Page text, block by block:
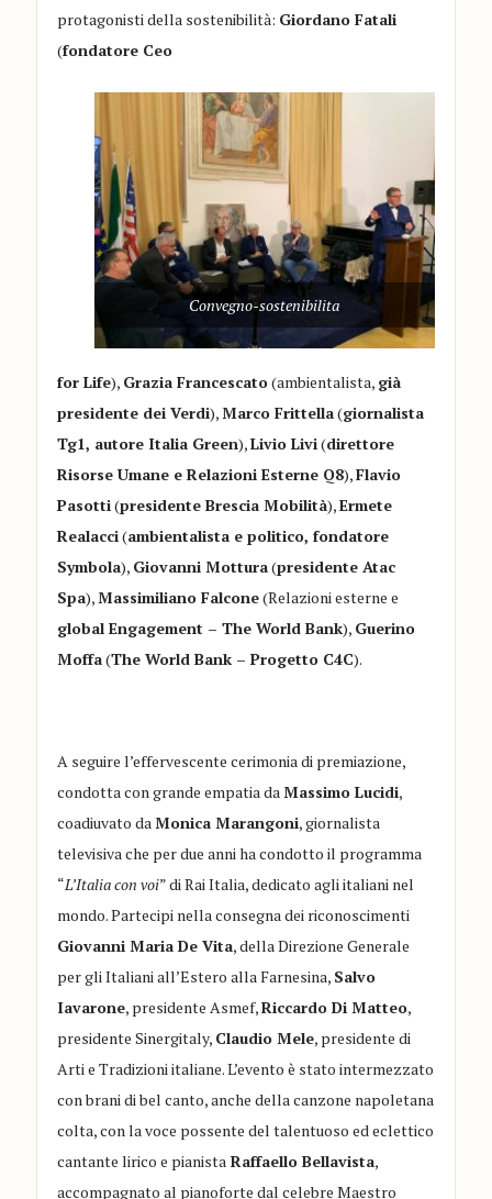
protagonisti della sostenibilità: Giordano Fatali
(fondatore Ceo
Convegno-sostenibilita
for Life), Grazia Francescato(ambientalista, già
presidente dei Verdi), Marco Frittella(giornalista
Tg1, autore Italia Green),Livio Livi(direttore
Risorse Umane e Relazioni Esterne Q8),Flavio
Pasotti(presidente Brescia Mobilità),Ermete
Realacci(ambientalista e politico, fondatore
Symbola), Giovanni Mottura(presidente Atac
Spa), Massimiliano Falcone(Relazioni esterne e
global Engagement – The World Bank), Guerino
Moffa(The World Bank – Progetto C4C).
A seguire l’effervescente cerimonia di premiazione,
condotta con grande empatia daMassimo Lucidi,
coadiuvato daMonica Marangoni, giornalista
televisiva che per due anni ha condotto il programma
“L’Italia con voi” di Rai Italia, dedicato agli italiani nel
mondo. Partecipi nella consegna dei riconoscimenti
Giovanni Maria De Vita, della Direzione Generale
per gli Italiani all’Estero alla Farnesina, Salvo
Iavarone, presidente Asmef,Riccardo Di Matteo,
presidente Sinergitaly, Claudio Mele, presidente di
Arti e Tradizioni italiane. L’evento è stato intermezzato
con brani di bel canto, anche della canzone napoletana
colta, con la voce possente del talentuoso ed eclettico
cantante lirico e pianista Raffaello Bellavista,
accompagnato al pianoforte dal celebre Maestro